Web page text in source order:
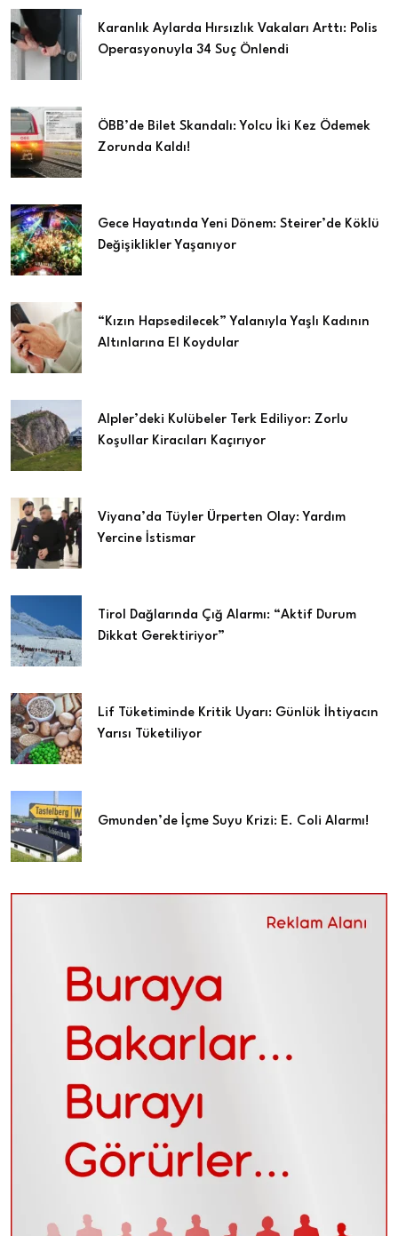
Karanlık Aylarda Hırsızlık Vakaları Arttı: Polis
Operasyonuyla 34 Suç Önlendi
ÖBB’de Bilet Skandalı: Yolcu İki Kez Ödemek
Zorunda Kaldı!
Gece Hayatında Yeni Dönem: Steirer’de Köklü
Değişiklikler Yaşanıyor
“Kızın Hapsedilecek” Yalanıyla Yaşlı Kadının
Altınlarına El Koydular
Alpler’deki Kulübeler Terk Ediliyor: Zorlu
Koşullar Kiracıları Kaçırıyor
Viyana’da Tüyler Ürperten Olay: Yardım
Yercine İstismar
Tirol Dağlarında Çığ Alarmı: “Aktif Durum
Dikkat Gerektiriyor”
Lif Tüketiminde Kritik Uyarı: Günlük İhtiyacın
Yarısı Tüketiliyor
Gmunden’de İçme Suyu Krizi: E. Coli Alarmı!